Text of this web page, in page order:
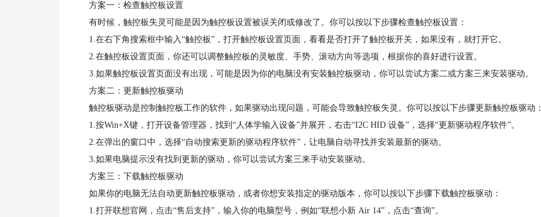
方案一：检查触控板设置
有时候，触控板失灵可能是因为触控板设置被误关闭或修改了。你可以按以下步骤检查触控板设置：
1.在右下角搜索框中输入“触控板”，打开触控板设置页面，看看是否打开了触控板开关，如果没有，就打开它。
2.在触控板设置页面，你还可以调整触控板的灵敏度、手势、滚动方向等选项，根据你的喜好进行设置。
3.如果触控板设置页面没有出现，可能是因为你的电脑没有安装触控板驱动，你可以尝试方案二或方案三来安装驱动。
方案二：更新触控板驱动
触控板驱动是控制触控板工作的软件，如果驱动出现问题，可能会导致触控板失灵。你可以按以下步骤更新触控板驱动：
1.按Win+X键，打开设备管理器，找到“人体学输入设备”并展开，右击“I2C HID 设备”，选择“更新驱动程序软件”。
2.在弹出的窗口中，选择“自动搜索更新的驱动程序软件”，让电脑自动寻找并安装最新的驱动。
3.如果电脑提示没有找到更新的驱动，你可以尝试方案三来手动安装驱动。
方案三：下载触控板驱动
如果你的电脑无法自动更新触控板驱动，或者你想安装指定的驱动版本，你可以按以下步骤下载触控板驱动：
1.打开联想官网，点击“售后支持”，输入你的电脑型号，例如“联想小新 Air 14”，点击“查询”。